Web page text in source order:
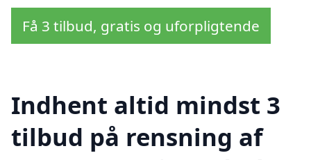
Få 3 tilbud, gratis og uforpligtende
Indhent altid mindst 3
tilbud på rensning af